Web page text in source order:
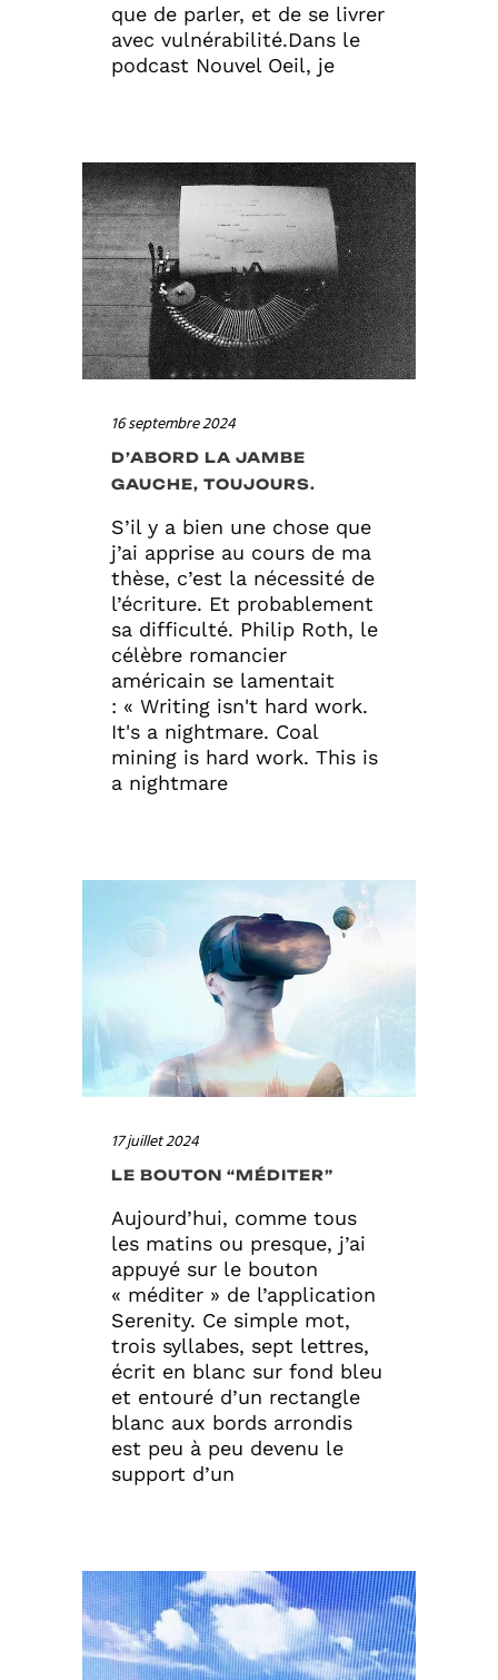
que de parler, et de se livrer
avec vulnérabilité.Dans le
podcast Nouvel Oeil, je
16 septembre 2024
D’ABORD LA JAMBE
GAUCHE, TOUJOURS.
S’il y a bien une chose que
j’ai apprise au cours de ma
thèse, c’est la nécessité de
l’écriture. Et probablement
sa difficulté. Philip Roth, le
célèbre romancier
américain se lamentait
: « Writing isn't hard work.
It's a nightmare. Coal
mining is hard work. This is
a nightmare
17 juillet 2024
LE BOUTON “MÉDITER”
Aujourd’hui, comme tous
les matins ou presque, j’ai
appuyé sur le bouton
« méditer » de l’application
Serenity. Ce simple mot,
trois syllabes, sept lettres,
écrit en blanc sur fond bleu
et entouré d’un rectangle
blanc aux bords arrondis
est peu à peu devenu le
support d’un